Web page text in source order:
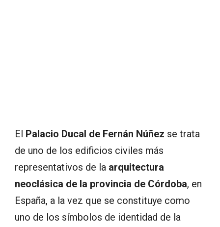
El Palacio Ducal de Fernán Núñez se trata
de uno de los edificios civiles más
representativos de la arquitectura
neoclásica de la provincia de Córdoba, en
España, a la vez que se constituye como
uno de los símbolos de identidad de la